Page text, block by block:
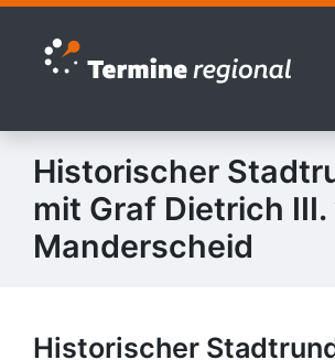
Zur Navigation springen
Zum Inhalt springen
Historischer
mit Graf Dietrich III.
Manderscheid
Historischer